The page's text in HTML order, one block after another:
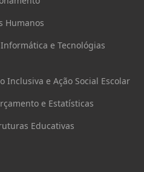
Humanos
e Tecnológias
Inclusiva e Ação Social Escolar
e Estatísticas
Educativas